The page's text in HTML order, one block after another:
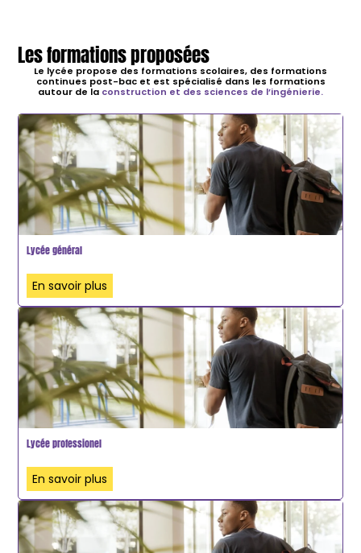
Les formations proposées
Le lycée propose des formations scolaires, des formations
continues post-bac et est spécialisé dans les formations
autour de la construction et des sciences de l’ingénierie.
Lycée général
En savoir plus
Lycée professionel
En savoir plus